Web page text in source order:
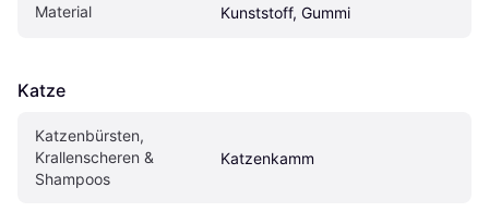
Material Kunststoff, Gummi
Katze
Katzenbürsten,
Krallenscheren &
Shampoos
Katzenkamm